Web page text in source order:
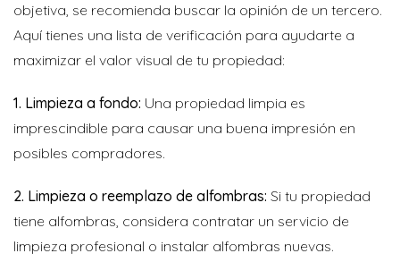
objetiva, se recomienda buscar la opinión de un tercero.
Aquí tienes una lista de verificación para ayudarte a
maximizar el valor visual de tu propiedad:
1. Limpieza a fondo: Una propiedad limpia es
imprescindible para causar una buena impresión en
posibles compradores.
2. Limpieza o reemplazo de alfombras: Si tu propiedad
tiene alfombras, considera contratar un servicio de
limpieza profesional o instalar alfombras nuevas.